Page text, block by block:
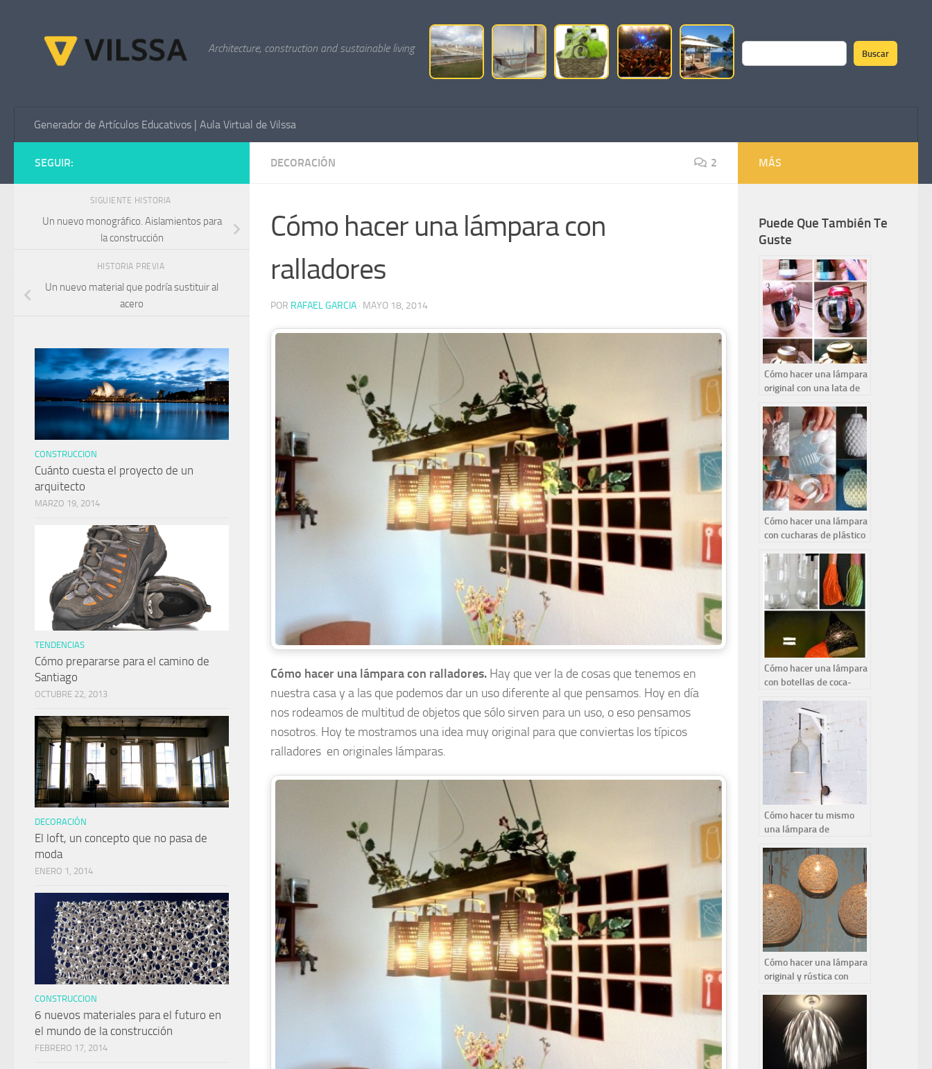
Architecture, construction and sustainable living
Buscar
Buscar
Generador de Artículos Educativos | Aula Virtual de Vilssa
DECORACIÓN 2
Cómo hacer una lámpara con
ralladores
POR RAFAEL GARCIA · MAYO 18, 2014
Cómo hacer una lámpara con ralladores. Hay que ver la de cosas que tenemos en
nuestra casa y a las que podemos dar un uso diferente al que pensamos. Hoy en día
nos rodeamos de multitud de objetos que sólo sirven para un uso, o eso pensamos
nosotros. Hoy te mostramos una idea muy original para que conviertas los típicos
ralladores en originales lámparas.
SEGUIR:
SIGUIENTE HISTORIA
Un nuevo monográfico. Aislamientos para
la construcción
HISTORIA PREVIA
Un nuevo material que podría sustituir al
acero
CONSTRUCCION
Cuánto cuesta el proyecto de un
arquitecto
MARZO 19, 2014
TENDENCIAS
Cómo prepararse para el camino de
Santiago
OCTUBRE 22, 2013
DECORACIÓN
El loft, un concepto que no pasa de
moda
ENERO 1, 2014
CONSTRUCCION
6 nuevos materiales para el futuro en
el mundo de la construcción
FEBRERO 17, 2014
MÁS
Puede Que También Te
Guste
Cómo hacer una lámpara
original con una lata de
Cómo hacer una lámpara
con cucharas de plástico
Cómo hacer una lámpara
con botellas de coca-
Cómo hacer tu mismo
una lámpara de
Cómo hacer una lámpara
original y rústica con